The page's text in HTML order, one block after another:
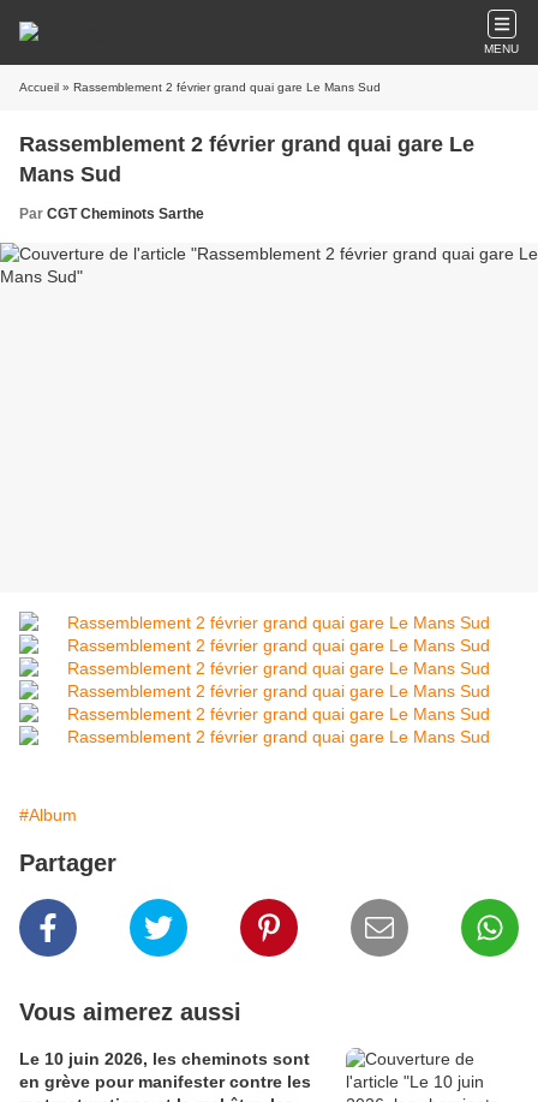
MENU
Accueil » Rassemblement 2 février grand quai gare Le Mans Sud
Rassemblement 2 février grand quai gare Le
Mans Sud
Par CGT Cheminots Sarthe
#Album
Partager
Vous aimerez aussi
Le 10 juin 2026, les cheminots sont
en grève pour manifester contre les